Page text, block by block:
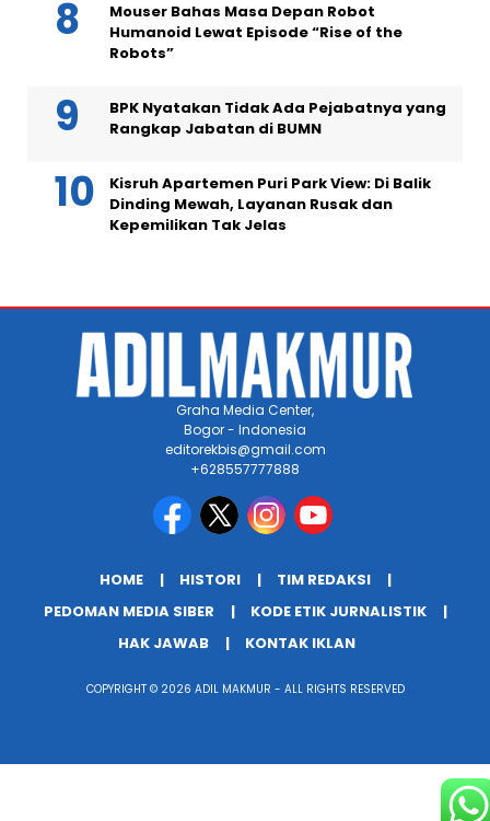
Mouser Bahas Masa Depan Robot
Humanoid Lewat Episode “Rise of the
Robots”
BPK Nyatakan Tidak Ada Pejabatnya yang
Rangkap Jabatan di BUMN
Kisruh Apartemen Puri Park View: Di Balik
Dinding Mewah, Layanan Rusak dan
Kepemilikan Tak Jelas
Graha Media Center,
Bogor - Indonesia
editorekbis@gmail.com
+628557777888
HOME HISTORI
TIM REDAKSI
PEDOMAN MEDIA SIBER
KODE ETIK JURNALISTIK
HAK JAWAB
KONTAK IKLAN
COPYRIGHT © 2026 ADIL MAKMUR - ALL RIGHTS RESERVED